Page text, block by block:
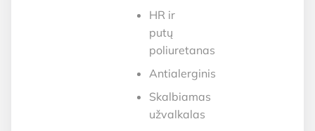
HR ir
putų
poliuretanas
Antialerginis
Skalbiamas
užvalkalas